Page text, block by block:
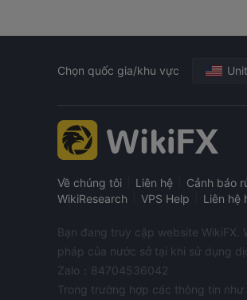
Chọn quốc gia/khu vực
Về chúng tôi Liên hệ Cảnh báo
WikiResearch
VPS Help Liên hệ
Bạn đang truy cập website
pháp của nước sở tại khi sử dụng
Zalo：84704536042
Trong trường hợp các thông tin